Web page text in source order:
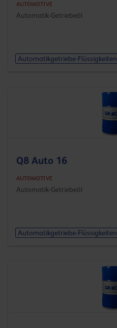
AUTOMOTIVE
Automatik-Getriebeöl
Automatikgetriebe-Flüssigkeiten
Q8 Auto 16
AUTOMOTIVE
Automatik-Getriebeöl
Automatikgetriebe-Flüssigkeiten